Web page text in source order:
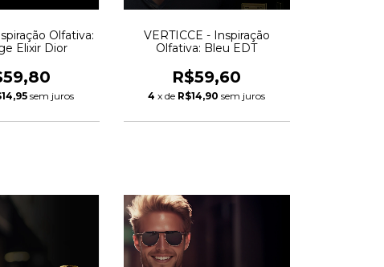
Olfativa:
Elixir Dior
sem juros
VERTICCE - Inspiração
Olfativa: Bleu EDT
R$59,60
4 x de R$14,90 sem juros